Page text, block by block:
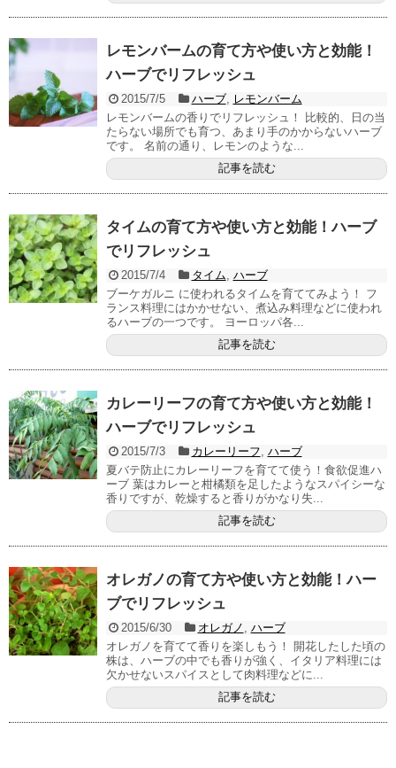
レモンバームの育て方や使い方と効能！
ハーブでリフレッシュ
2015/7/5 ハーブ, レモンバーム
レモンバームの香りでリフレッシュ！ 比較的、日の当
たらない場所でも育つ、あまり手のかからないハーブ
です。 名前の通り、レモンのような...
記事を読む
タイムの育て方や使い方と効能！ハーブ
でリフレッシュ
2015/7/4 タイム, ハーブ
ブーケガルニ に使われるタイムを育ててみよう！ フ
ランス料理にはかかせない、煮込み料理などに使われ
るハーブの一つです。 ヨーロッパ各...
記事を読む
カレーリーフの育て方や使い方と効能！
ハーブでリフレッシュ
2015/7/3 カレーリーフ, ハーブ
夏バテ防止にカレーリーフを育てて使う！食欲促進ハ
ーブ 葉はカレーと柑橘類を足したようなスパイシーな
香りですが、乾燥すると香りがかなり失...
記事を読む
オレガノの育て方や使い方と効能！ハー
ブでリフレッシュ
2015/6/30 オレガノ , ハーブ
オレガノを育てて香りを楽しもう！ 開花したした頃の
株は、ハーブの中でも香りが強く、イタリア料理には
欠かせないスパイスとして肉料理などに...
記事を読む